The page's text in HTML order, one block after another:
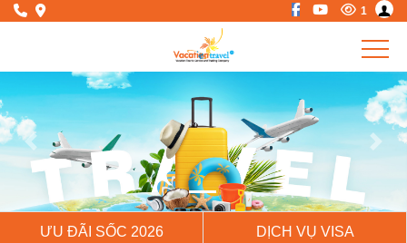
1
Previous Next
ƯU ĐÃI SỐC 2026 DỊCH VỤ VISA